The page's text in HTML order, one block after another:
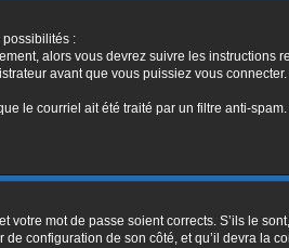
possibilités :
alors vous devrez suivre les instructions
avant que vous puissiez vous
le courriel ait été traité par un filtre anti-
mot de passe soient corrects. S’ils le
configuration de son côté, et qu’il devra la